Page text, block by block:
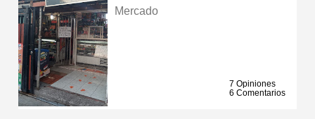
Mercado
7 Opiniones
6 Comentarios